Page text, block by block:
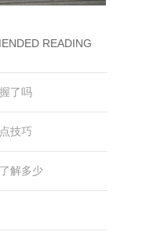
READING
了吗
技巧
解多少